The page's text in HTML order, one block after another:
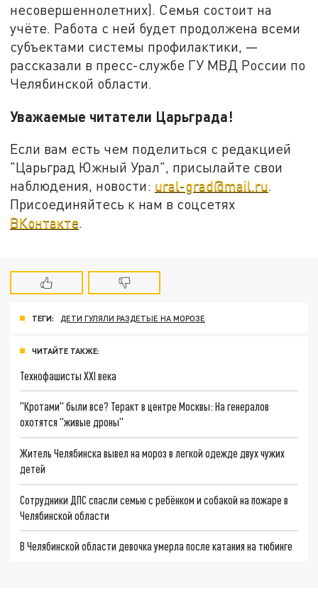
несовершеннолетних). Семья состоит на
учёте. Работа с ней будет продолжена всеми
субъектами системы профилактики, —
рассказали в пресс-службе ГУ МВД России по
Челябинской области.
Уважаемые читатели Царьграда!
Если вам есть чем поделиться с редакцией
"Царьград Южный Урал", присылайте свои
наблюдения, новости: ural-grad@mail.ru.
Присоединяйтесь к нам в соцсетях
ВКонтакте.
ТЕГИ: ДЕТИ ГУЛЯЛИ РАЗДЕТЫЕ НА МОРОЗЕ
ЧИТАЙТЕ ТАКЖЕ:
Технофашисты XXI века
"Кротами" были все? Теракт в центре Москвы: На генералов
охотятся "живые дроны"
Житель Челябинска вывел на мороз в легкой одежде двух чужих
детей
Сотрудники ДПС спасли семью с ребёнком и собакой на пожаре в
Челябинской области
В Челябинской области девочка умерла после катания на тюбинге